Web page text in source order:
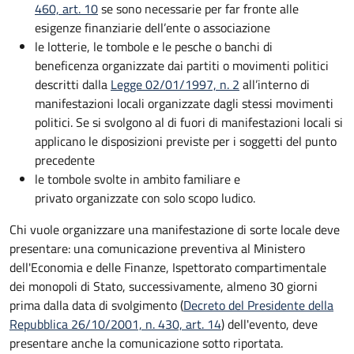
460, art. 10se sono necessarie per far fronte alle
esigenze finanziarie dell’ente o associazione
le lotterie, le tombole e le pesche o banchi di
beneficenza organizzate dai partiti o movimenti politici
descritti dalla Legge 02/01/1997, n. 2 all’interno di
manifestazioni locali organizzate dagli stessi movimenti
politici. Se si svolgono al di fuori di manifestazioni locali si
applicano le disposizioni previste per i soggetti del punto
precedente
le tombole svolte in ambito familiare e
privato organizzate con solo scopo ludico.
Chi vuole organizzare una manifestazione di sorte locale deve
presentare: una comunicazione preventiva al Ministero
dell'Economia e delle Finanze, Ispettorato compartimentale
dei monopoli di Stato, successivamente, almeno 30 giorni
prima dalla data di svolgimento (Decreto del Presidente della
Repubblica 26/10/2001, n. 430, art. 14) dell'evento, deve
presentare anche la comunicazione sotto riportata.